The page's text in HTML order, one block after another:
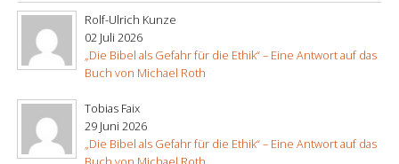
Rolf-Ulrich Kunze
02 Juli 2026
„Die Bibel als Gefahr für die Ethik“ – Eine Antwort auf das
Buch von Michael Roth
Tobias Faix
29 Juni 2026
„Die Bibel als Gefahr für die Ethik“ – Eine Antwort auf das